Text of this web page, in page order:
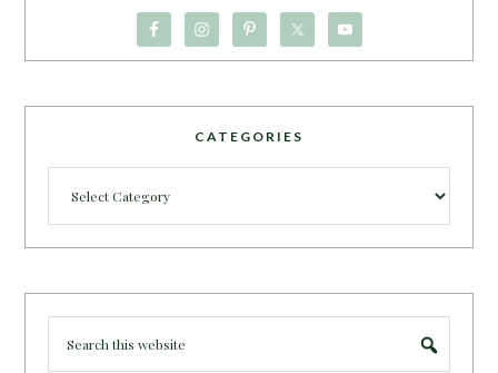
CATEGORIES